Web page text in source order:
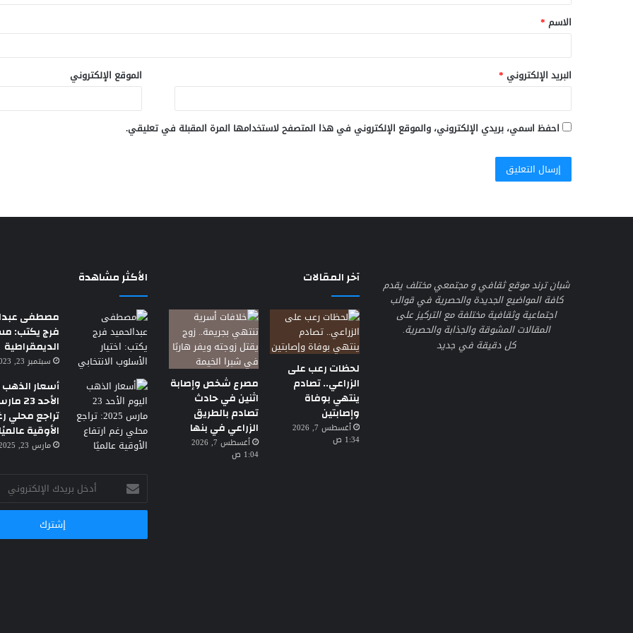
ق
*
الاسم *
البريد الإلكتروني * الموقع الإلكتروني
احفظ اسمي، بريدي الإلكتروني، والموقع الإلكتروني في هذا المتصفح لاستخدامها المرة المقبلة في تعليقي.
شبان ترند موقع ثقافي و مجتمعي مختلف يقدم
كافة المواضيع الجديدة والحصرية في قوالب
اجتماعية وثقافية مختلفة مع التركيز على
المقالات المشوقة والجذابة والحصرية.
كل دقيقة في جديد
آخر المقالات
لحظات رعب على
الزراعي.. تصادم
ينتهي بوفاة
وإصابتين
أغسطس 7, 2026
1:34 ص
مصرع شخص وإصابة
اثنين في حادث
تصادم بالطريق
الزراعي في بنها
أغسطس 7, 2026
1:04 ص
الأكثر مشاهدة
مصطفى
فرج يكتب:
الديمقراطية
سبتمبر 23, 2023 7:18 م
أسعار الذهب
تراجع محلي
الأوقية عالميًا
مارس 23, 2025 3:30 ص
أدخل
بريدك
الإلكتروني